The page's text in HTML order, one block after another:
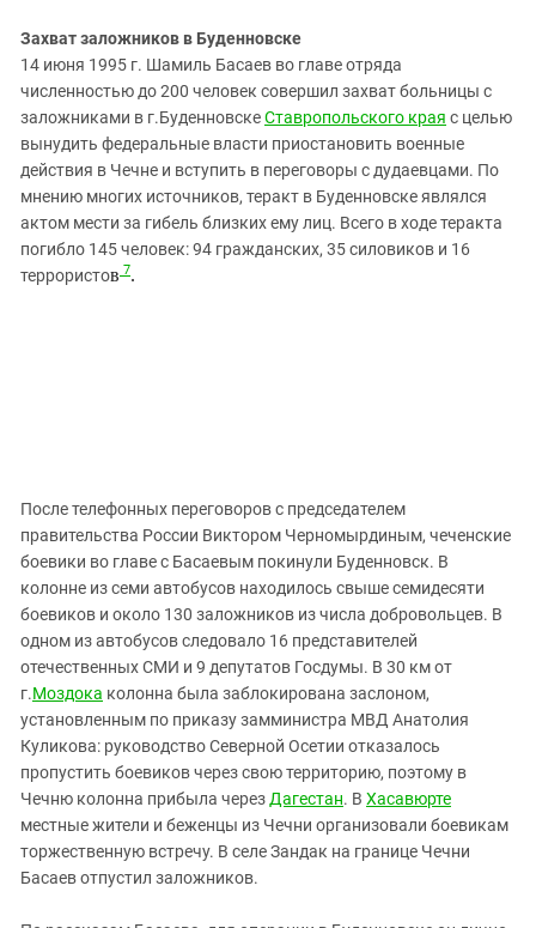
Захват заложников в Буденновске
14 июня 1995 г. Шамиль Басаев во главе отряда
численностью до 200 человек совершил захват больницы с
заложниками в г.БуденновскеСтавропольского края с целью
вынудить федеральные власти приостановить военные
действия в Чечне и вступить в переговоры с дудаевцами. По
мнению многих источников, теракт в Буденновске являлся
актом мести за гибель близких ему лиц. Всего в ходе теракта
погибло 145 человек: 94 гражданских, 35 силовиков и 16
террористов 7.
После телефонных переговоров с председателем
правительства России Виктором Черномырдиным, чеченские
боевики во главе с Басаевым покинули Буденновск. В
колонне из семи автобусов находилось свыше семидесяти
боевиков и около 130 заложников из числа добровольцев. В
одном из автобусов следовало 16 представителей
отечественных СМИ и 9 депутатов Госдумы. В 30 км от
г.Моздока колонна была заблокирована заслоном,
установленным по приказу замминистра МВД Анатолия
Куликова: руководство Северной Осетии отказалось
пропустить боевиков через свою территорию, поэтому в
Чечню колонна прибыла через Дагестан. В Хасавюрте
местные жители и беженцы из Чечни организовали боевикам
торжественную встречу. В селе Зандак на границе Чечни
Басаев отпустил заложников.